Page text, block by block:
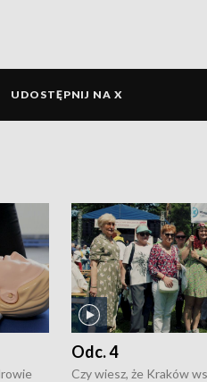
UDOSTĘPNIJ NA X
Odc. 4
Czy wiesz, że Kraków